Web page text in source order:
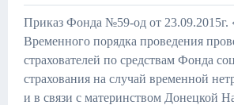
Приказ Фонда №59-од от 23.09.2015г.
Временного порядка проведения
страхователей по средствам Фонда
страхования на случай временной
и в связи с материнством Донецкой